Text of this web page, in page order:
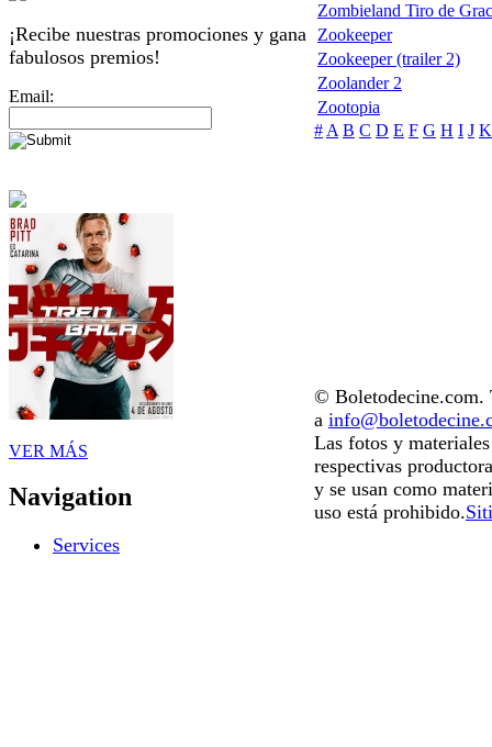
¡Recibe nuestras promociones y gana
fabulosos premios!
Email:
VER MÁS
Navigation
Services
Zombieland Tiro de
Zookeeper
Zookeeper (trailer 2)
Zoolander 2
Zootopia
# A B C D E F G H I J K
© Boletodecine.com.
a
Las fotos y
respectivas
y se usan como
uso está prohibido.